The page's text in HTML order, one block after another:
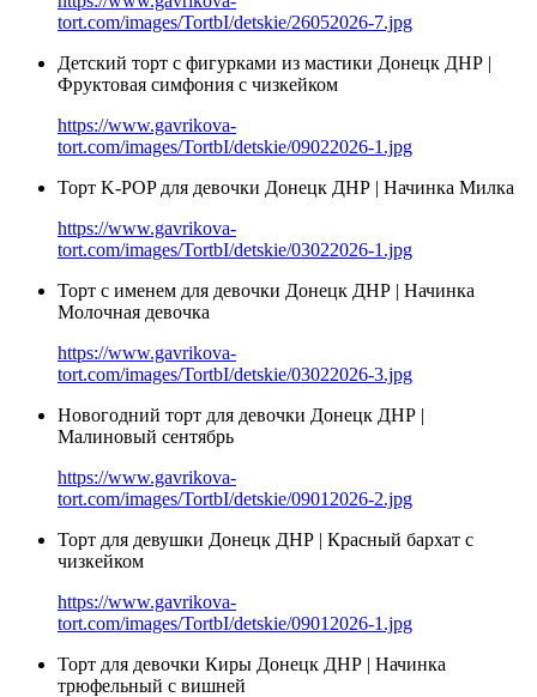
tort.com/images/TortbI/detskie/26052026-7.jpg
Детский торт с фигурками из мастики Донецк ДНР |
Фруктовая симфония с чизкейком
https://www.gavrikova-
tort.com/images/TortbI/detskie/09022026-1.jpg
Торт K-POP для девочки Донецк ДНР | Начинка Милка
https://www.gavrikova-
tort.com/images/TortbI/detskie/03022026-1.jpg
Торт с именем для девочки Донецк ДНР | Начинка
Молочная девочка
https://www.gavrikova-
tort.com/images/TortbI/detskie/03022026-3.jpg
Новогодний торт для девочки Донецк ДНР |
Малиновый сентябрь
https://www.gavrikova-
tort.com/images/TortbI/detskie/09012026-2.jpg
Торт для девушки Донецк ДНР | Красный бархат с
чизкейком
https://www.gavrikova-
tort.com/images/TortbI/detskie/09012026-1.jpg
Торт для девочки Киры Донецк ДНР | Начинка
трюфельный с вишней